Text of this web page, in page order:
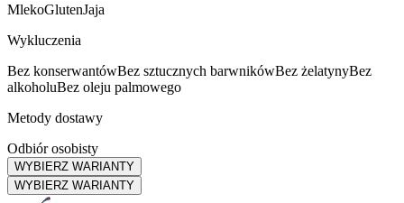
MlekoGlutenJaja
Wykluczenia
Bez konserwantówBez sztucznych barwnikówBez żelatynyBez
alkoholuBez oleju palmowego
Metody dostawy
Odbiór osobisty
WYBIERZ WARIANTY
WYBIERZ WARIANTY